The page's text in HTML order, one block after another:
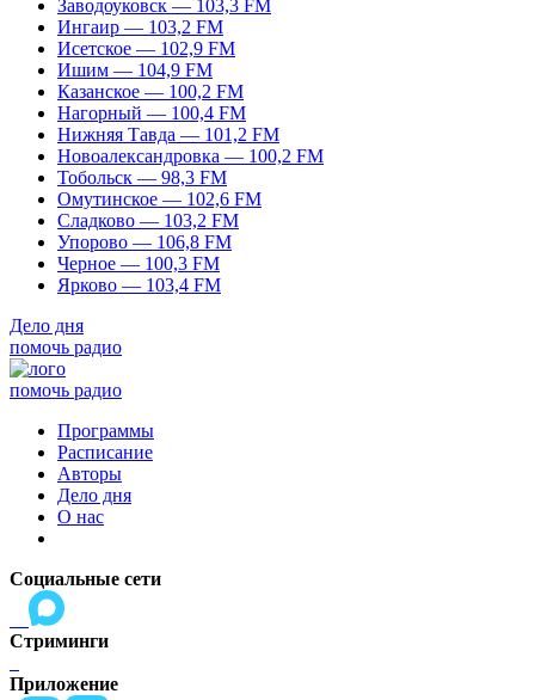
Заводоуковск — 103,3 FM
Ингаир — 103,2 FM
Исетское — 102,9 FM
Ишим — 104,9 FM
Казанское — 100,2 FM
Нагорный — 100,4 FM
Нижняя Тавда — 101,2 FM
Новоалександровка — 100,2 FM
Тобольск — 98,3 FM
Омутинское — 102,6 FM
Сладково — 103,2 FM
Упорово — 106,8 FM
Черное — 100,3 FM
Ярково — 103,4 FM
Дело дня
помочь радио
помочь радио
Программы
Расписание
Авторы
Дело дня
О нас
Социальные сети
Стриминги
Приложение